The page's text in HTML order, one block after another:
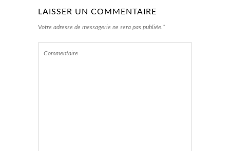
LAISSER UN COMMENTAIRE
Votre adresse de messagerie ne sera pas publiée.*